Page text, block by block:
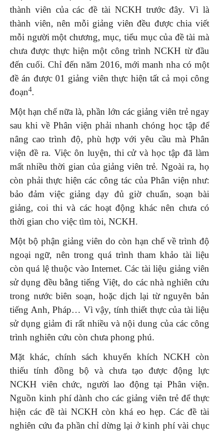
thành viên của các đề tài NCKH trước đây. Vì là
thành viên, nên mỗi giảng viên đều được chia viết
mỗi người một chương, mục, tiểu mục của đề tài mà
chưa được thực hiện một công trình NCKH từ đầu
đến cuối. Chỉ đến năm 2016, mới manh nha có một
đề án được 01 giảng viên thực hiện tất cả mọi công
đoạn4.
Một hạn chế nữa là, phần lớn các giảng viên trẻ ngay
sau khi về Phân viện phải nhanh chóng học tập để
nâng cao trình độ, phù hợp với yêu cầu mà Phân
viện đề ra. Việc ôn luyện, thi cử và học tập đã làm
mất nhiều thời gian của giảng viên trẻ. Ngoài ra, họ
còn phải thực hiện các công tác của Phân viện như:
bảo đảm việc giảng dạy đủ giờ chuẩn, soạn bài
giảng, coi thi và các hoạt động khác nên chưa có
thời gian cho việc tìm tòi, NCKH.
Một bộ phận giảng viên do còn hạn chế về trình độ
ngoại ngữ, nên trong quá trình tham khảo tài liệu
còn quá lệ thuộc vào Internet. Các tài liệu giảng viên
sử dụng đều bằng tiếng Việt, do các nhà nghiên cứu
trong nước biên soạn, hoặc dịch lại từ nguyên bản
tiếng Anh, Pháp… Vì vậy, tính thiết thực của tài liệu
sử dụng giảm đi rất nhiều và nội dung của các công
trình nghiên cứu còn chưa phong phú.
Mặt khác, chính sách khuyến khích NCKH còn
thiếu tính đồng bộ và chưa tạo được động lực
NCKH viên chức, người lao động tại Phân viện.
Nguồn kinh phí dành cho các giảng viên trẻ để thực
hiện các đề tài NCKH còn khá eo hẹp. Các đề tài
nghiên cứu đa phần chỉ dừng lại ở kinh phí vài chục